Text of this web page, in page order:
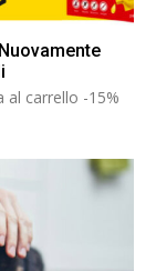
al carrello -15%